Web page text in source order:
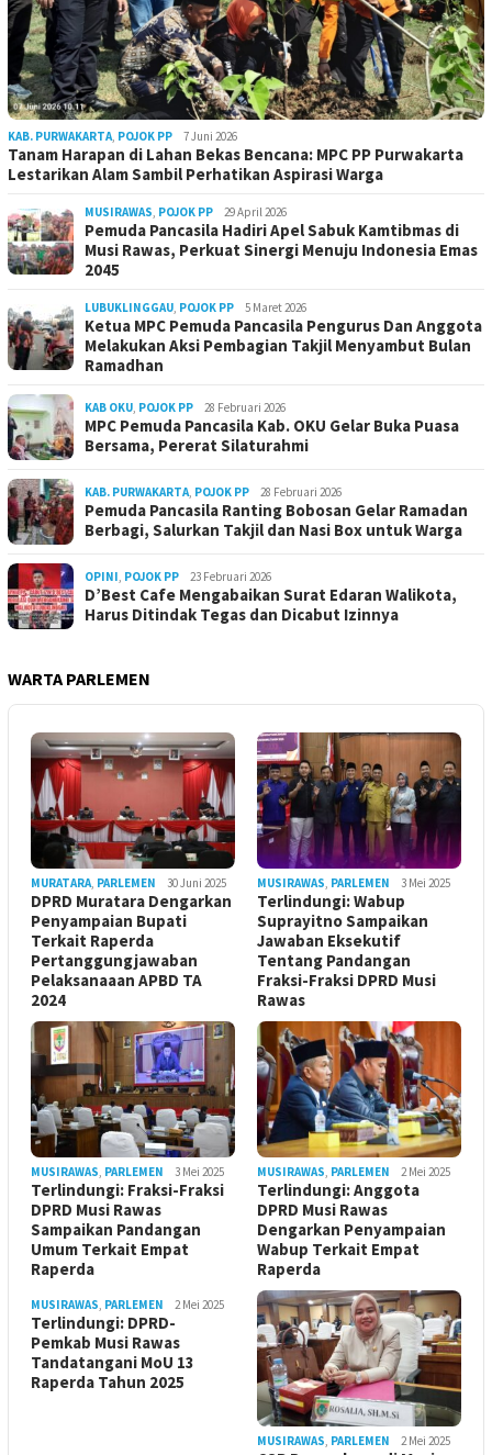
KAB. PURWAKARTA, POJOK PP 7 Juni 2026
Tanam Harapan di Lahan Bekas Bencana: MPC PP Purwakarta
Lestarikan Alam Sambil Perhatikan Aspirasi Warga
MUSIRAWAS, POJOK PP 29 April 2026
Pemuda Pancasila Hadiri Apel Sabuk Kamtibmas di
Musi Rawas, Perkuat Sinergi Menuju Indonesia Emas
2045
LUBUKLINGGAU, POJOK PP 5 Maret 2026
Ketua MPC Pemuda Pancasila Pengurus Dan Anggota
Melakukan Aksi Pembagian Takjil Menyambut Bulan
Ramadhan
KAB OKU, POJOK PP 28 Februari 2026
MPC Pemuda Pancasila Kab. OKU Gelar Buka Puasa
Bersama, Pererat Silaturahmi
KAB. PURWAKARTA, POJOK PP 28 Februari 2026
Pemuda Pancasila Ranting Bobosan Gelar Ramadan
Berbagi, Salurkan Takjil dan Nasi Box untuk Warga
OPINI, POJOK PP 23 Februari 2026
D’Best Cafe Mengabaikan Surat Edaran Walikota,
Harus Ditindak Tegas dan Dicabut Izinnya
WARTA PARLEMEN
MURATARA, PARLEMEN 30 Juni 2025
DPRD Muratara Dengarkan
Penyampaian Bupati
Terkait Raperda
Pertanggungjawaban
Pelaksanaaan APBD TA
2024
MUSIRAWAS, PARLEMEN 3 Mei 2025
Terlindungi: Wabup
Suprayitno Sampaikan
Jawaban Eksekutif
Tentang Pandangan
Fraksi-Fraksi DPRD Musi
Rawas
MUSIRAWAS, PARLEMEN 3 Mei 2025
Terlindungi: Fraksi-Fraksi
DPRD Musi Rawas
Sampaikan Pandangan
Umum Terkait Empat
Raperda
MUSIRAWAS, PARLEMEN 2 Mei 2025
Terlindungi: Anggota
DPRD Musi Rawas
Dengarkan Penyampaian
Wabup Terkait Empat
Raperda
MUSIRAWAS, PARLEMEN 2 Mei 2025
Terlindungi: DPRD-
Pemkab Musi Rawas
Tandatangani MoU 13
Raperda Tahun 2025
MUSIRAWAS, PARLEMEN 2 Mei 2025